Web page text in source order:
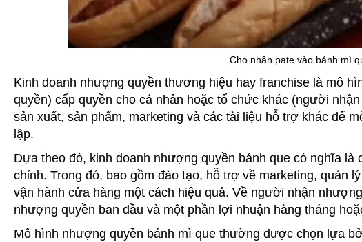
Cho nhân pate vào bánh mì
Kinh doanh nhượng quyền thương hiệu hay franchise là mô
quyền) cấp quyền cho cá nhân hoặc tổ chức khác (người
sản xuất, sản phẩm, marketing và các tài liệu hỗ trợ khác để
lập.
Dựa theo đó, kinh doanh nhượng quyền bánh que có nghĩa
chỉnh. Trong đó, bao gồm đào tạo, hỗ trợ về marketing, quản
vận hành cửa hàng một cách hiệu quả. Về người nhận
nhượng quyền ban đầu và một phần lợi nhuận hàng tháng
Mô hình nhượng quyền bánh mì que thường được chọn lựa